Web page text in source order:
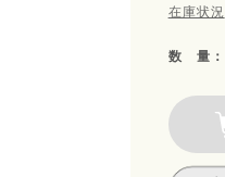
在庫状況
数 量：